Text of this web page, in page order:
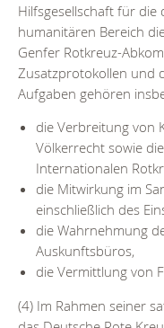
Hilfsgesellschaft für
humanitären Bereich
Genfer Rotkreuz-
Zusatzprotokollen und
Aufgaben gehören
die Verbreitung von
Völkerrecht sowie
Internationalen
die Mitwirkung im
einschließlich des
die Wahrnehmung
Auskunftsbüros,
die Vermittlung von
(4) Im Rahmen seiner